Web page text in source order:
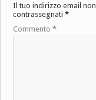
Il tuo indirizzo email
contrassegnati*
Commento*